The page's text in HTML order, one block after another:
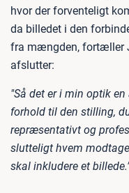
hvor der forventeligt
da billedet i den
fra mængden, fortæller
afslutter:
"Så det er i min optik
forhold til den stilling,
repræsentativt og
slutteligt hvem
skal inkludere et